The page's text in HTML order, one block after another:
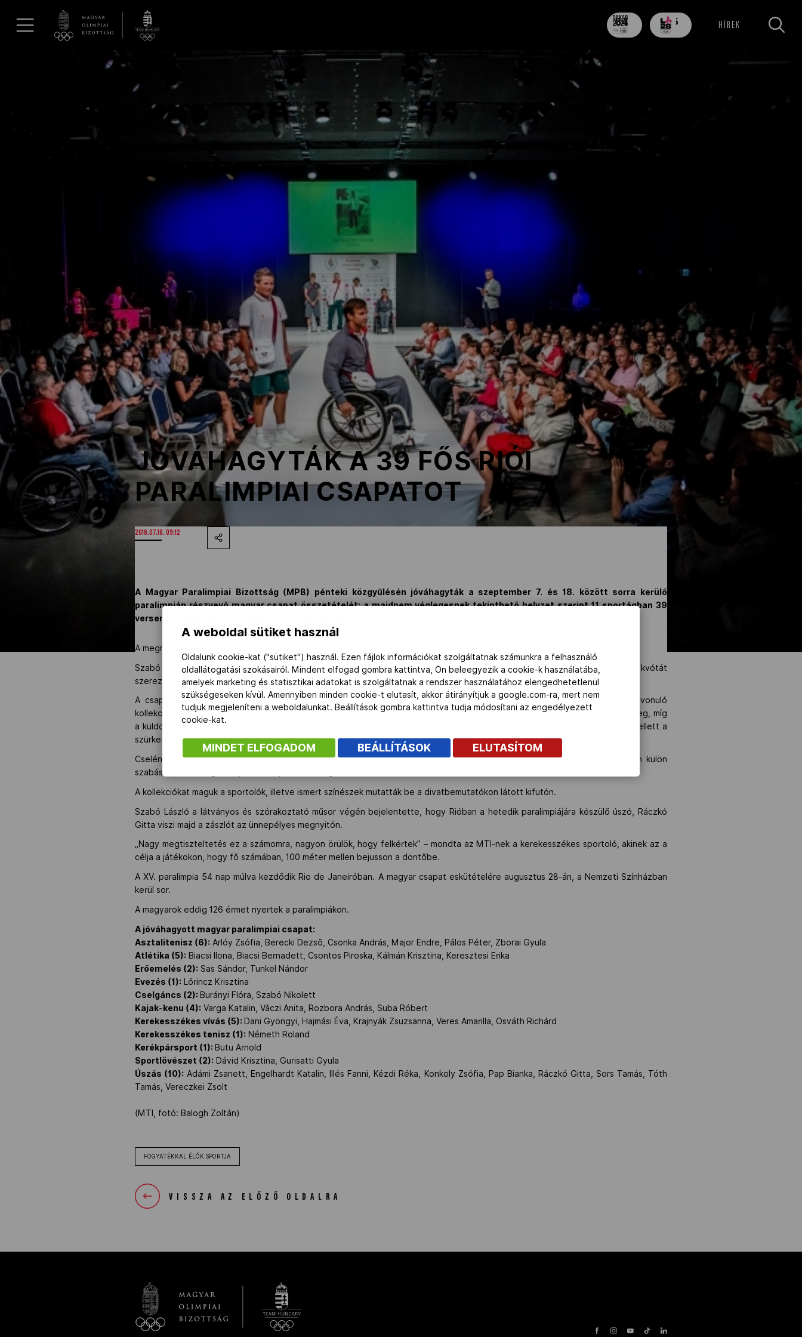
Hírek
Galéria
Los Angeles 2028
Kettőskarrier-program
NOB
Társszervezetek
OVEP
Adatbank
84
nap
705
nap HÍREK
JÓVÁHAGYTÁK A 39 FŐS RIÓI
PARALIMPIAI CSAPATOT
2016.07.18. 09:12
A Magyar Paralimpiai Bizottság (MPB) pénteki közgyűlésén jóváhagyták a szeptember 7. és 18. között sorra kerülő
paralimpián részvevő magyar csapat összetételét: a majdnem véglegesnek tekinthető helyzet szerint 11 sportágban 39
versenyző képviseli az országot Rio de Janeiróban.
A megnyitón a hetedik paralimpiájára készülő úszó, Ráczkó Gitta viszi majd a magyar zászlót.
Szabó László, az MPB elnöke az MTI érdeklődésére azt mondta, egy-két halvány esélyük van még szabadkártyák révén kvótát
szerezni, de ezekben nem igazán reménykednek. A 39-es létszám hattal több, mint a négy évvel ezelőtti, londoni.
A csapatot és a formaruhákat pénteken este, látványos showműsor keretében mutatták be a Várkert Bazárban. A felvonuló
kollekciót, amelyben a fehér, a sötétkék és a világosbarna szín dominál, a celeni márkát képviselő Cselényi Eszter álmodta meg, míg
a küldöttség sportruházatát a magyar tulajdonú Tisza tervezte és gyártotta. Utóbbiban a hagyományos piros-fehér-zöld mellett a
szürke-bordó színkombináció kapott még főszerepet.
Cselényi Eszter elmondta: ez a projekt különösen kedves volt a számára, de egyben nagy kihívás is, mindenki esetében külön
szabásmintával dolgoztak, minden sportolóra ráigazították a ruhákat.
A kollekciókat maguk a sportolók, illetve ismert színészek mutatták be a divatbemutatókon látott kifutón.
Szabó László a látványos és szórakoztató műsor végén bejelentette, hogy Rióban a hetedik paralimpiájára készülő úszó, Ráczkó
Gitta viszi majd a zászlót az ünnepélyes megnyitón.
„Nagy megtiszteltetés ez a számomra, nagyon örülök, hogy felkértek” – mondta az MTI-nek a kerekesszékes sportoló, akinek az a
célja a játékokon, hogy fő számában, 100 méter mellen bejusson a döntőbe.
A XV. paralimpia 54 nap múlva kezdődik Rio de Janeiróban. A magyar csapat eskütételére augusztus 28-án, a Nemzeti Színházban
kerül sor.
A magyarok eddig 126 érmet nyertek a paralimpiákon.
A jóváhagyott magyar paralimpiai csapat:
Asztalitenisz (6): Arlóy Zsófia, Berecki Dezső, Csonka András, Major Endre, Pálos Péter, Zborai Gyula
Atlétika (5): Biacsi Ilona, Biacsi Bernadett, Csontos Piroska, Kálmán Krisztina, Keresztesi Erika
Erőemelés (2): Sas Sándor, Tunkel Nándor
Evezés (1): Lőrincz Krisztina
Cselgáncs (2): Burányi Flóra, Szabó Nikolett
Kajak-kenu (4): Varga Katalin, Váczi Anita, Rozbora András, Suba Róbert
Kerekesszékes vívás (5): Dani Gyöngyi, Hajmási Éva, Krajnyák Zsuzsanna, Veres Amarilla, Osváth Richárd
Kerekesszékes tenisz (1): Németh Roland
Kerékpársport (1): Butu Arnold
Sportlövészet (2): Dávid Krisztina, Gurisatti Gyula
Úszás (10): Adámi Zsanett, Engelhardt Katalin, Illés Fanni, Kézdi Réka, Konkoly Zsófia, Pap Bianka, Ráczkó Gitta, Sors Tamás, Tóth
Tamás, Vereczkei Zsolt
(MTI, fotó: Balogh Zoltán)
FOGYATÉKKAL ÉLŐK SPORTJA
VISSZA AZ ELŐZŐ OLDALRA
A weboldal sütiket használ
Oldalunk cookie-kat ("sütiket") használ. Ezen fájlok információkat szolgáltatnak számunkra a felhasználó
oldallátogatási szokásairól. Mindent elfogad gombra kattintva, Ön beleegyezik a cookie-k használatába,
amelyek marketing és statisztikai adatokat is szolgáltatnak a rendszer használatához elengedhetetlenül
szükségeseken kívül. Amennyiben minden cookie-t elutasít, akkor átirányítjuk a google.com-ra, mert nem
tudjuk megjeleníteni a weboldalunkat. Beállítások gombra kattintva tudja módosítani az engedélyezett
cookie-kat.
MINDET ELFOGADOM BEÁLLÍTÁSOK ELUTASÍTOM